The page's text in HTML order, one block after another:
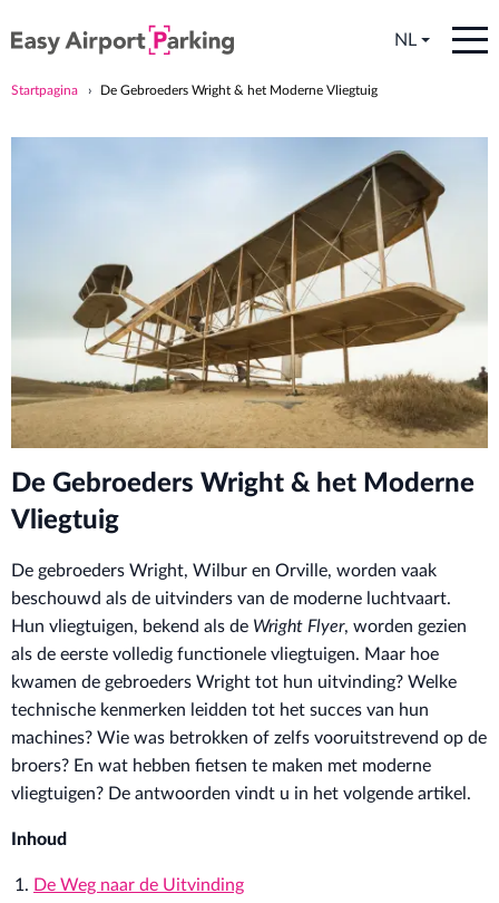
NL
Startpagina De Gebroeders Wright & het Moderne Vliegtuig
De Gebroeders Wright & het Moderne
Vliegtuig
De gebroeders Wright, Wilbur en Orville, worden vaak
beschouwd als de uitvinders van de moderne luchtvaart.
Hun vliegtuigen, bekend als de Wright Flyer, worden gezien
als de eerste volledig functionele vliegtuigen. Maar hoe
kwamen de gebroeders Wright tot hun uitvinding? Welke
technische kenmerken leidden tot het succes van hun
machines? Wie was betrokken of zelfs vooruitstrevend op de
broers? En wat hebben fietsen te maken met moderne
vliegtuigen? De antwoorden vindt u in het volgende artikel.
Inhoud
De Weg naar de Uitvinding